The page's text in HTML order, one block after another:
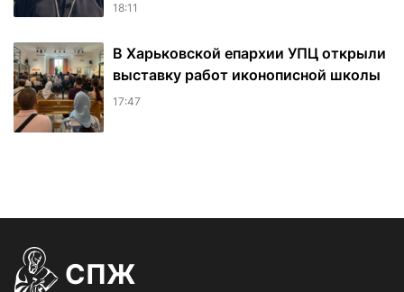
18:11
В Харьковской епархии УПЦ открыли
выставку работ иконописной школы
17:47
СПЖ